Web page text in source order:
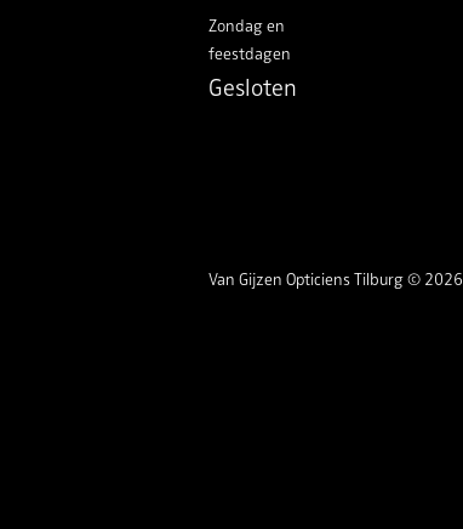
Zondag en
feestdagen
Gesloten
Van Gijzen Opticiens Tilburg © 2026